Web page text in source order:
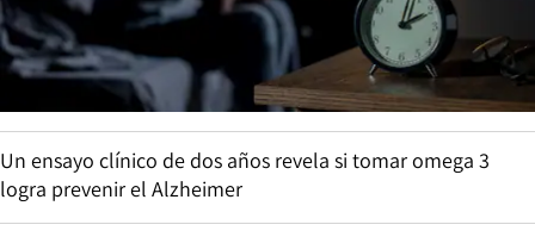
Un ensayo clínico de dos años revela si tomar omega 3
logra prevenir el Alzheimer